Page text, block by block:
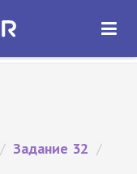
ОТКРЫТЬ
/ Задание 32 /